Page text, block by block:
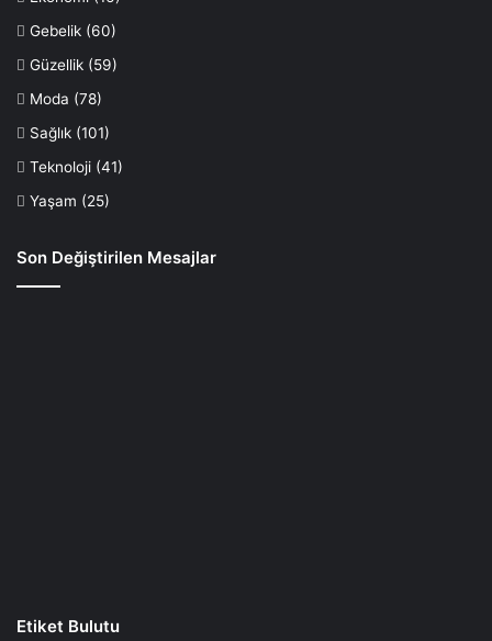
Gebelik (60)
Güzellik (59)
Moda (78)
Sağlık (101)
Teknoloji (41)
Yaşam (25)
Son Değiştirilen Mesajlar
Etiket Bulutu